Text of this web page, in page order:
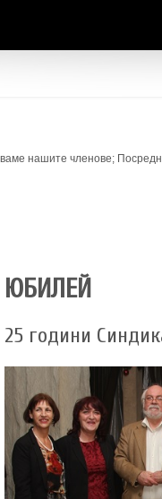
нашите членове;
ЮБИЛЕЙ
25 години